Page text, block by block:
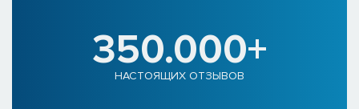
350.000+
НАСТОЯЩИХ ОТЗЫВОВ